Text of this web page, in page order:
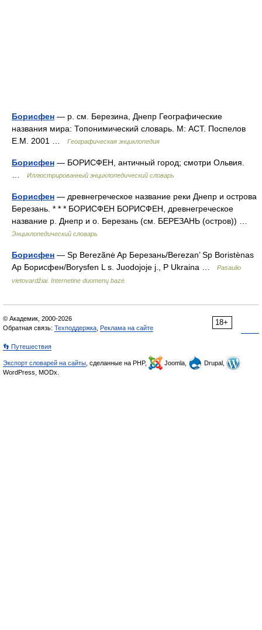
Борисфен — р. см. Березина, Днепр Географические
названия мира: Топонимический словарь. М: АСТ. Поспелов
Е.М. 2001 …
Географическая энциклопедия
Борисфен — БОРИСФЕН, античный город; смотри Ольвия.
Иллюстрированный энциклопедический словарь
Борисфен — древнегреческое название реки Днепр и острова
Березань. * * * БОРИСФЕН БОРИСФЕН, древнегреческое
название р. Днепр и о. Березань (см. БЕРЕЗАНЬ (остров)) …
Энциклопедический словарь
Борисфен — Sp Berezãnė Ap Березань/Berezan’ Sp Boristènas
Ap Борисфен/Borysfen L s. Juodojoje j., P Ukraina …
Pasaulio
vietovardžiai. Internetinė duomenų bazė
18+
© Академик, 2000-2026
Обратная связь: Техподдержка Реклама на сайте
👣 Путешествия
Экспорт словарей на сайты , сделанные на PHP, Joomla,
Drupal,
WordPress, MODx.